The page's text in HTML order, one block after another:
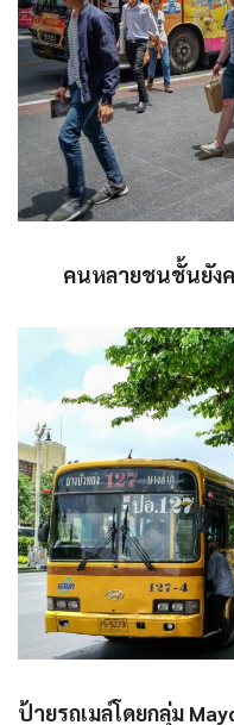
คนหลายชนชั้นยัง
ป้ายรถเมล์โดยกลุ่ม